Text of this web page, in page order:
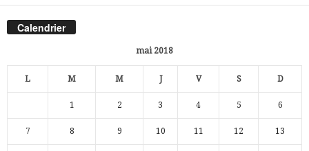
Calendrier
mai 2018
L M M J V S D
1 2 3 4 5 6
7 8 9 10 11 12 13